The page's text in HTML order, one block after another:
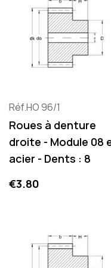
Réf.HO 96/1
Roues à denture
droite - Module 08
acier - Dents : 8
Price
€3.80